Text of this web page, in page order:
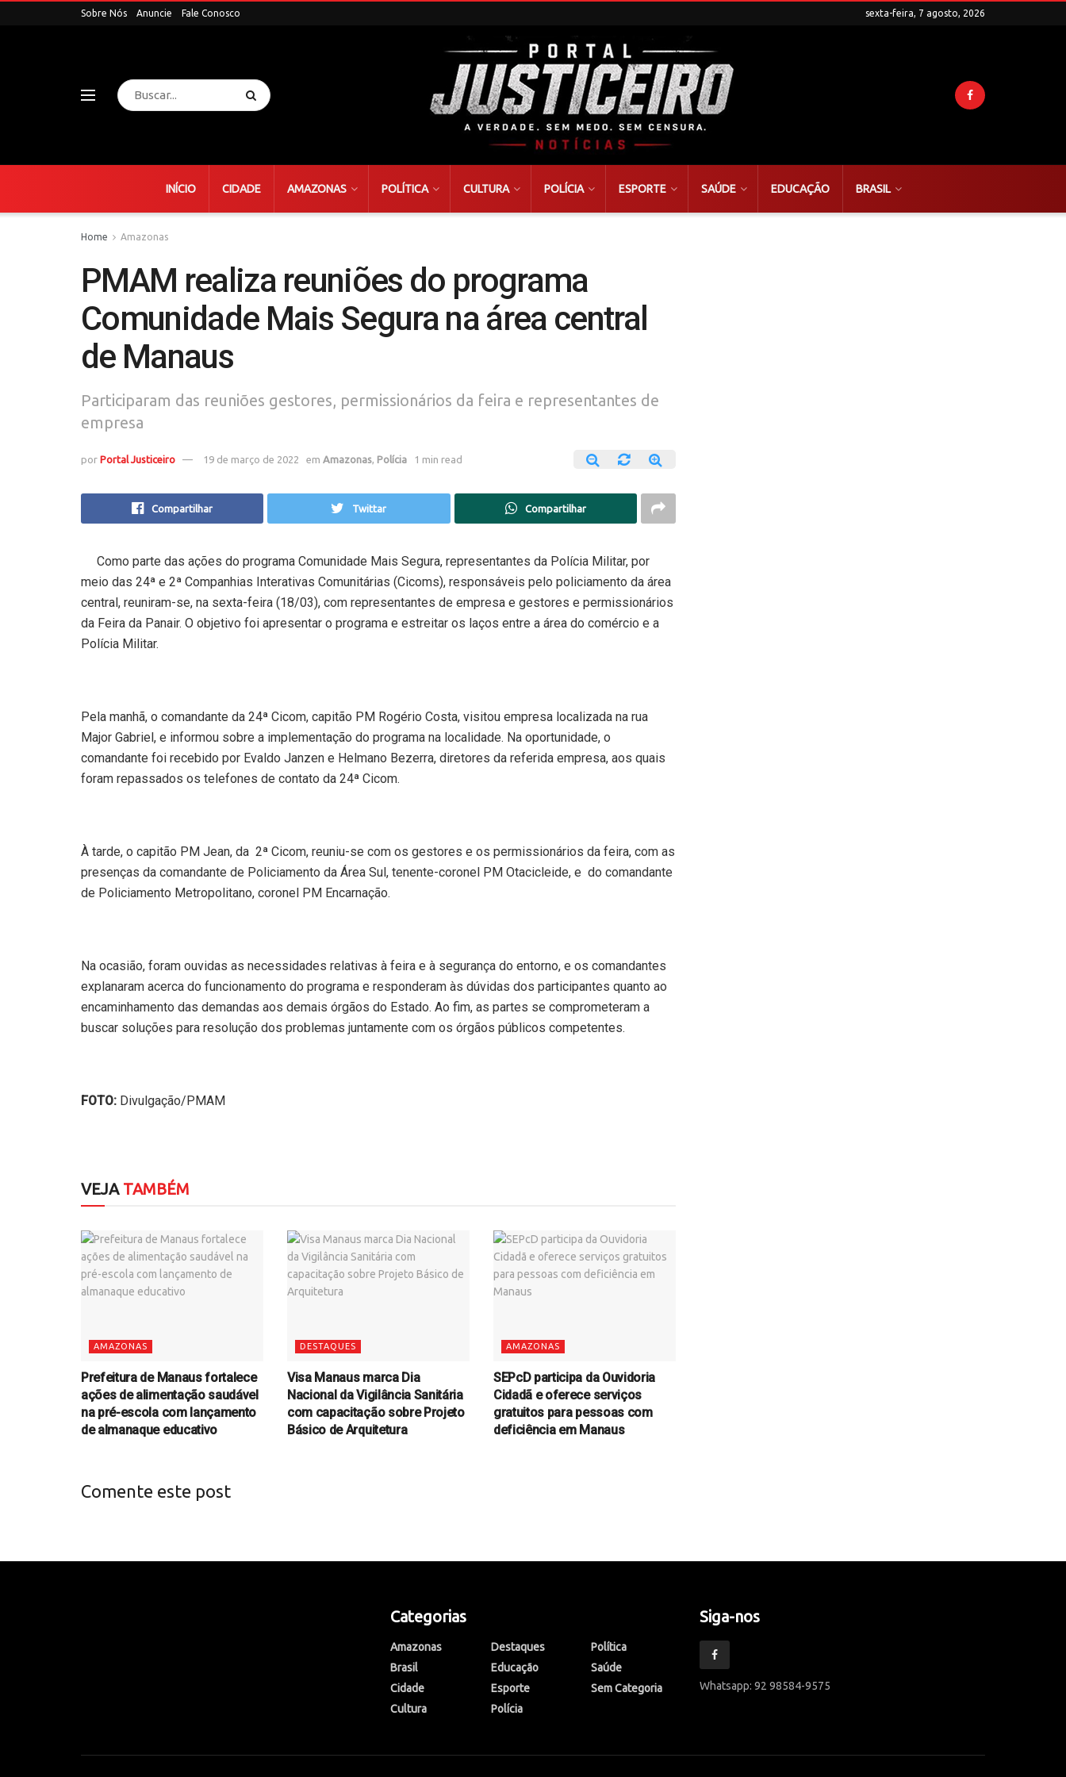
Sobre Nós Anuncie Fale Conosco sexta-feira, 7 agosto, 2026
INÍCIO CIDADE AMAZONAS POLÍTICA CULTURA POLÍCIA ESPORTE SAÚDE EDUCAÇÃO BRASIL
Home Amazonas
PMAM realiza reuniões do programa
Comunidade Mais Segura na área central
de Manaus
Participaram das reuniões gestores, permissionários da feira e representantes de
empresa
por Portal Justiceiro 19 de março de 2022 em Amazonas, Polícia 1 min read
Compartilhar Twittar Compartilhar
Como parte das ações do programa Comunidade Mais Segura, representantes da Polícia Militar, por
meio das 24ª e 2ª Companhias Interativas Comunitárias (Cicoms), responsáveis pelo policiamento da área
central, reuniram-se, na sexta-feira (18/03), com representantes de empresa e gestores e permissionários
da Feira da Panair. O objetivo foi apresentar o programa e estreitar os laços entre a área do comércio e a
Polícia Militar.
Pela manhã, o comandante da 24ª Cicom, capitão PM Rogério Costa, visitou empresa localizada na rua
Major Gabriel, e informou sobre a implementação do programa na localidade. Na oportunidade, o
comandante foi recebido por Evaldo Janzen e Helmano Bezerra, diretores da referida empresa, aos quais
foram repassados os telefones de contato da 24ª Cicom.
À tarde, o capitão PM Jean, da 2ª Cicom, reuniu-se com os gestores e os permissionários da feira, com as
presenças da comandante de Policiamento da Área Sul, tenente-coronel PM Otacicleide, e do comandante
de Policiamento Metropolitano, coronel PM Encarnação.
Na ocasião, foram ouvidas as necessidades relativas à feira e à segurança do entorno, e os comandantes
explanaram acerca do funcionamento do programa e responderam às dúvidas dos participantes quanto ao
encaminhamento das demandas aos demais órgãos do Estado. Ao fim, as partes se comprometeram a
buscar soluções para resolução dos problemas juntamente com os órgãos públicos competentes.
FOTO: Divulgação/PMAM
VEJATAMBÉM
AMAZONAS
Prefeitura de Manaus fortalece
ações de alimentação saudável
na pré-escola com lançamento
de almanaque educativo
DESTAQUES
Visa Manaus marca Dia
Nacional da Vigilância Sanitária
com capacitação sobre Projeto
Básico de Arquitetura
AMAZONAS
SEPcD participa da Ouvidoria
Cidadã e oferece serviços
gratuitos para pessoas com
deficiência em Manaus
Comente este post
Categorias
Amazonas
Brasil
Cidade
Cultura
Destaques
Educação
Esporte
Polícia
Política
Saúde
Sem Categoria
Siga-nos
Whatsapp: 92 98584-9575